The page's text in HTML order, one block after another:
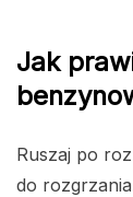
Jak
Ruszaj po
do